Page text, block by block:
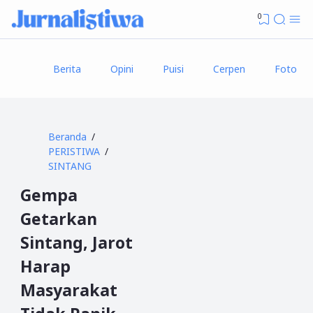
0
Berita Opini Puisi Cerpen Foto
Beranda
PERISTIWA
SINTANG
Gempa
Getarkan
Sintang, Jarot
Harap
Masyarakat